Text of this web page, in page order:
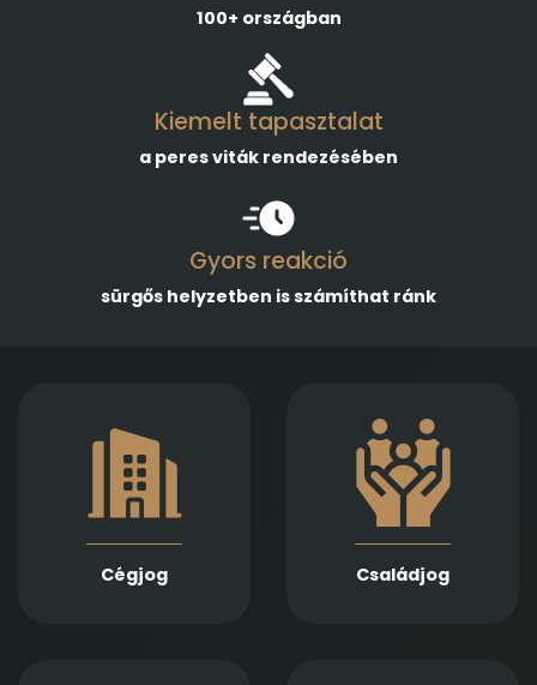
100+ országban
Kiemelt tapasztalat
a peres viták rendezésében
Gyors reakció
sürgős helyzetben is számíthat ránk
Cégjog
módosításában és
átalakulásában
biztosítunk teljes körű
szolgáltatást
Jogi képviseletet
vállalunk
végelszámolás, csőd-
Családjog
megalapozott jogi
támogatást nyújtunk
házassági bontóper,
vagyonmegosztás,
tartásdíj,
gyermekelhelyezés,
szülői felügyelet,
apasági vélelem,